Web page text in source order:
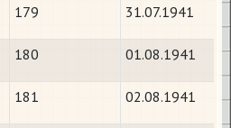
179 31.07.1941
180 01.08.1941
181 02.08.1941